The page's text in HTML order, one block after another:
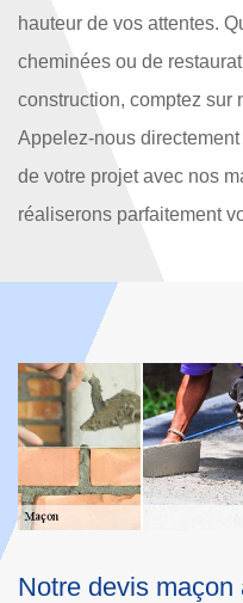
hauteur de vos attentes.
cheminées ou de
construction, comptez sur
Appelez-nous
de votre projet avec nos
réaliserons parfaitement
Maçon à